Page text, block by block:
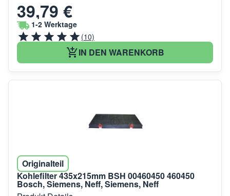
39,79 €
1-2 Werktage
(10)
IN DEN WARENKORB
Originalteil
Kohlefilter 435x215mm BSH 00460450 460450
Bosch, Siemens, Neff, Siemens, Neff